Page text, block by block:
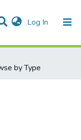
Log In (current)
by Type